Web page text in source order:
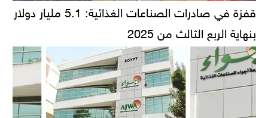
قفزة في صادرات الصناعات الغذائية: 5.1 مليار دولار
بنهاية الربع الثالث من 2025